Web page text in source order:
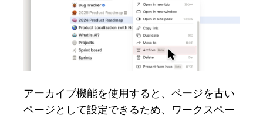
アーカイブ機能を使用すると、ページを古い
ページとして設定できるため、ワークスペー